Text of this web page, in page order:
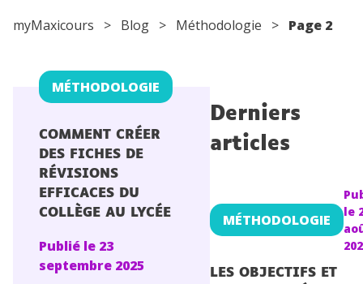
Par matière
Nos offres
Qui sommes-nous ?
Conseils pour les parents
myMaxicours > Blog > Méthodologie > Page 2
COMMENT CRÉER
DES FICHES DE
RÉVISIONS
EFFICACES DU
COLLÈGE AU LYCÉE
MÉTHODOLOGIE
Publié le 23
septembre 2025
Derniers
articles
LES OBJECTIFS ET
MÉTHODOLOGIE
le